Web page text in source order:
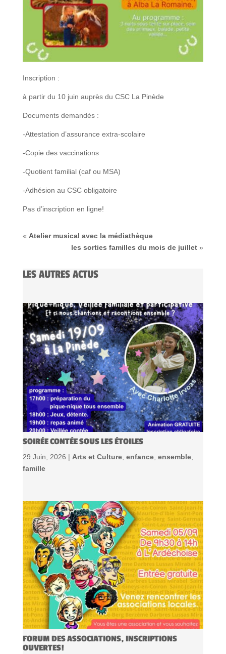
Inscription :
à partir du 10juin auprès du CSC La Pinède
Documents demandés :
-Attestation d’assurance extra-scolaire
-Copie des vaccinations
-Quotient familial (caf ou MSA)
-Adhésion au CSC obligatoire
Pas d’inscription en ligne!
« Atelier musical avec la médiathèque
les sorties familles du mois de juillet »
LES AUTRES ACTUS
SOIRÉE CONTÉE SOUS LES ÉTOILES
29 Juin, 2026 | Arts et Culture, enfance, ensemble,
famille
FORUM DES ASSOCIATIONS, INSCRIPTIONS
OUVERTES!